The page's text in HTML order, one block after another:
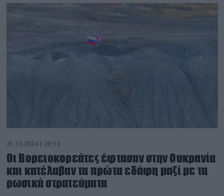
21.10.2024 | 20:13
Οι Βορειοκορεάτες έφτασαν στην Ουκρανία
και κατέλαβαν τα πρώτα εδάφη μαζί με τα
ρωσικά στρατεύματα